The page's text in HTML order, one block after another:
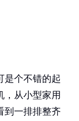
是个不错的起
，从小型家用
到一排排整齐